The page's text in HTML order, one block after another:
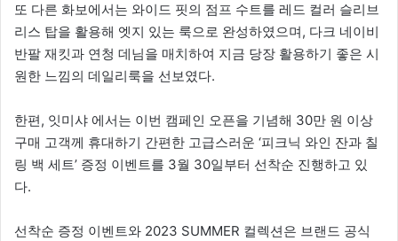
또 다른 화보에서는 와이드 핏의 점프 수트를 레드 컬러 슬리브
리스 탑을 활용해 엣지 있는 룩으로 완성하였으며, 다크 네이비
반팔 재킷과 연청 데님을 매치하여 지금 당장 활용하기 좋은 시
원한 느낌의 데일리룩을 선보였다.
한편, 잇미샤 에서는 이번 캠페인 오픈을 기념해 30만 원 이상
구매 고객께 휴대하기 간편한 고급스러운 ‘피크닉 와인 잔과 칠
링 백 세트’ 증정 이벤트를 3월 30일부터 선착순 진행하고 있
다.
선착순 증정 이벤트와 2023 SUMMER 컬렉션은 브랜드 공식